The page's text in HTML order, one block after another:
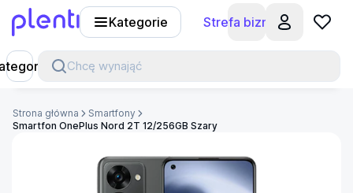
Kategorie Strefa biznesu
Chcę wynająć
Strona główna
Smartfony
Smartfon OnePlus Nord 2T 12/256GB Szary